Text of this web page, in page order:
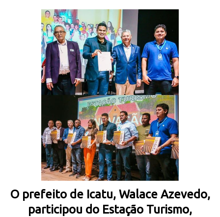
O prefeito de Icatu, Walace Azevedo,
participou do Estação Turismo,